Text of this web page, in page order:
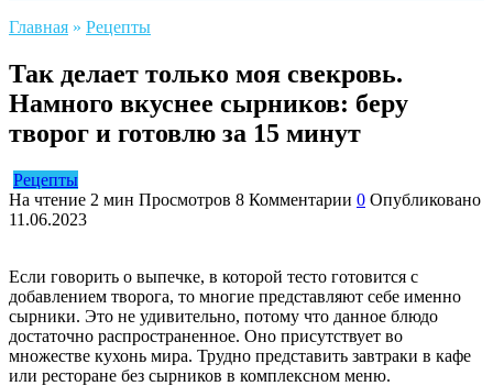
Главная » Рецепты
Так делает только моя свекровь.
Намного вкуснее сырников: беру
творог и готовлю за 15 минут
Рецепты
На чтение 2 мин Просмотров 8 Комментарии 0 Опубликовано
11.06.2023
Если говорить о выпечке, в которой тесто готовится с
добавлением творога, то многие представляют себе именно
сырники. Это не удивительно, потому что данное блюдо
достаточно распространенное. Оно присутствует во
множестве кухонь мира. Трудно представить завтраки в кафе
или ресторане без сырников в комплексном меню.